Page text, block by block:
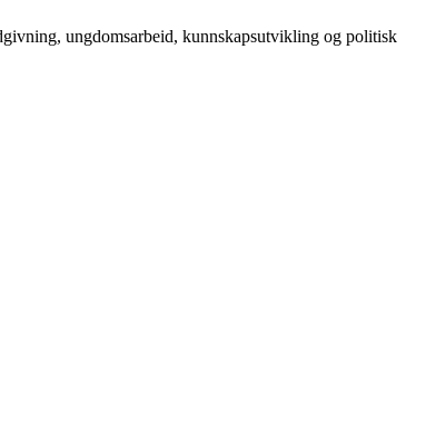
ungdomsarbeid, kunnskapsutvikling og politisk